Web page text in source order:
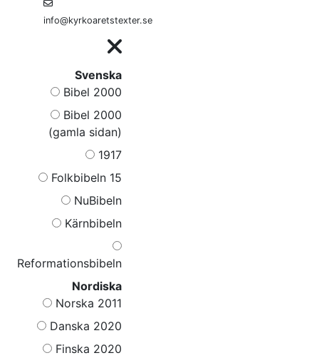
info@kyrkoaretstexter.se
Svenska
Bibel 2000
Bibel 2000
(gamla sidan)
1917
Folkbibeln 15
NuBibeln
Kärnbibeln
Reformationsbibeln
Nordiska
Norska 2011
Danska 2020
Finska 2020